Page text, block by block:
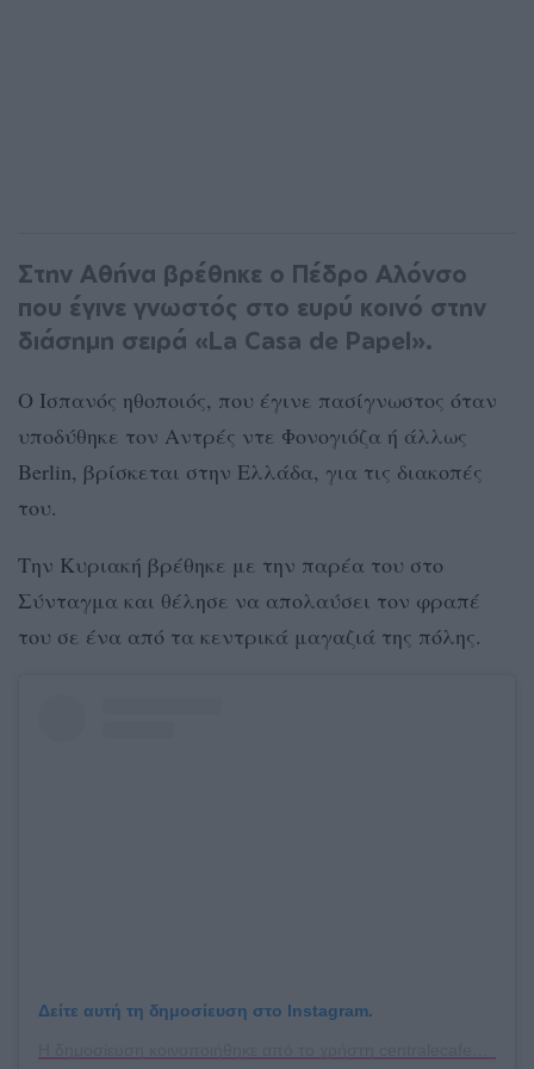
Στην Αθήνα βρέθηκε ο Πέδρο Αλόνσο
που έγινε γνωστός στο ευρύ κοινό στην
διάσημη σειρά «La Casa de Papel».
Ο Ισπανός ηθοποιός, που έγινε πασίγνωστος όταν
υποδύθηκε τον Αντρές ντε Φονογιόζα ή άλλως
Berlin, βρίσκεται στην Ελλάδα, για τις διακοπές
του.
Την Κυριακή βρέθηκε με την παρέα του στο
Σύνταγμα και θέλησε να απολαύσει τον φραπέ
του σε ένα από τα κεντρικά μαγαζιά της πόλης.
Δείτε αυτή τη δημοσίευση στο Instagram.